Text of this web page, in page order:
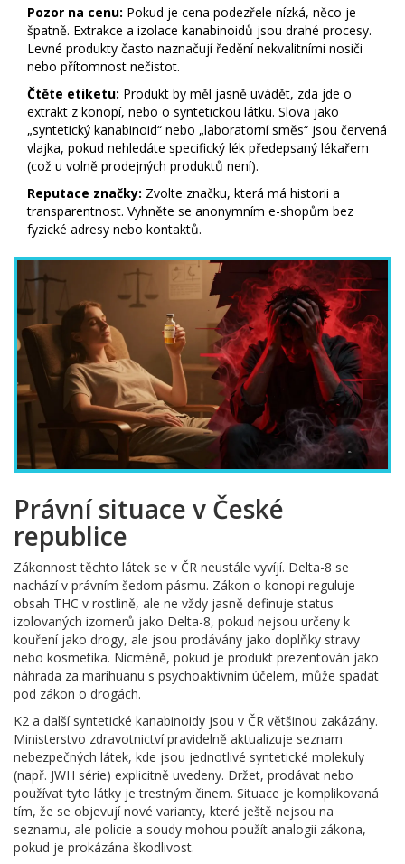
Pozor na cenu: Pokud je cena podezřele nízká, něco je
špatně. Extrakce a izolace kanabinoidů jsou drahé procesy.
Levné produkty často naznačují ředění nekvalitními nosiči
nebo přítomnost nečistot.
Čtěte etiketu: Produkt by měl jasně uvádět, zda jde o
extrakt z konopí, nebo o syntetickou látku. Slova jako
„syntetický kanabinoid“ nebo „laboratorní směs“ jsou červená
vlajka, pokud nehledáte specifický lék předepsaný lékařem
(což u volně prodejných produktů není).
Reputace značky: Zvolte značku, která má historii a
transparentnost. Vyhněte se anonymním e-shopům bez
fyzické adresy nebo kontaktů.
Právní situace v České
republice
Zákonnost těchto látek se v ČR neustále vyvíjí. Delta-8 se
nachází v právním šedom pásmu. Zákon o konopi reguluje
obsah THC v rostlině, ale ne vždy jasně definuje status
izolovaných izomerů jako Delta-8, pokud nejsou určeny k
kouření jako drogy, ale jsou prodávány jako doplňky stravy
nebo kosmetika. Nicméně, pokud je produkt prezentován jako
náhrada za marihuanu s psychoaktivním účelem, může spadat
pod zákon o drogách.
K2 a další syntetické kanabinoidy jsou v ČR většinou zakázány.
Ministerstvo zdravotnictví pravidelně aktualizuje seznam
nebezpečných látek, kde jsou jednotlivé syntetické molekuly
(např. JWH série) explicitně uvedeny. Držet, prodávat nebo
používat tyto látky je trestným činem. Situace je komplikovaná
tím, že se objevují nové varianty, které ještě nejsou na
seznamu, ale policie a soudy mohou použít analogii zákona,
pokud je prokázána škodlivost.